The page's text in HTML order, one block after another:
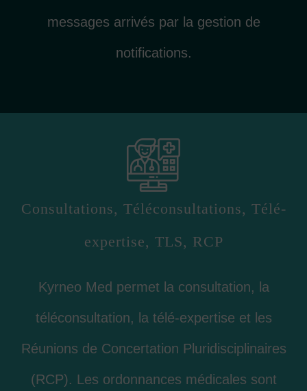
messages arrivés par la gestion de
notifications.
Consultations, Téléconsultations, Télé-
expertise, TLS, RCP
Kyrneo Med permet la consultation, la
téléconsultation, la télé-expertise et les
Réunions de Concertation Pluridisciplinaires
(RCP). Les ordonnances médicales sont